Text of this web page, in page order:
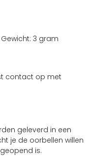
3 gram
contact op met
geleverd in een
je de oorbellen willen
is.